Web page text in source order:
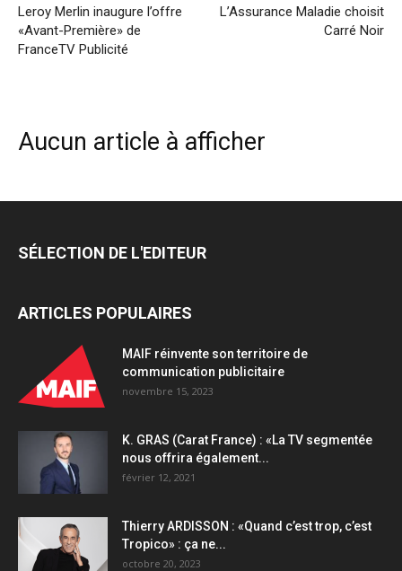
Leroy Merlin inaugure l’offre
«Avant-Première» de
FranceTV Publicité
L’Assurance Maladie choisit
Carré Noir
Aucun article à afficher
SÉLECTION DE L'EDITEUR
ARTICLES POPULAIRES
MAIF réinvente son territoire de
communication publicitaire
novembre 15, 2023
K. GRAS (Carat France) : «La TV segmentée
nous offrira également...
février 12, 2021
Thierry ARDISSON : «Quand c’est trop, c’est
Tropico» : ça ne...
octobre 20, 2023